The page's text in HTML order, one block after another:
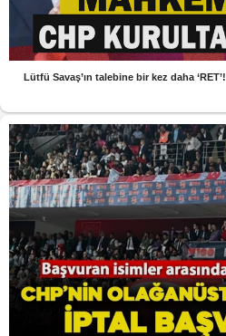
Lütfü Savaş’ın talebine bir kez daha ‘RET’!